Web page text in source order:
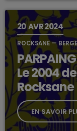
20AVR 2024
ROCKSANE —
Le 2004
Rocksane
EN SAVOIR